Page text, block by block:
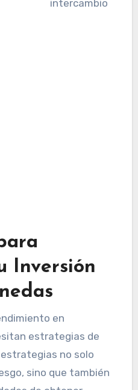
Inversión
en
estrategias de
no solo
sino que también